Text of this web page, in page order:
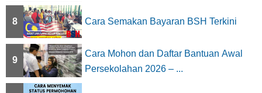
8 Cara Semakan Bayaran BSH Terkini
9
Cara Mohon dan Daftar Bantuan Awal
Persekolahan 2026 – ...